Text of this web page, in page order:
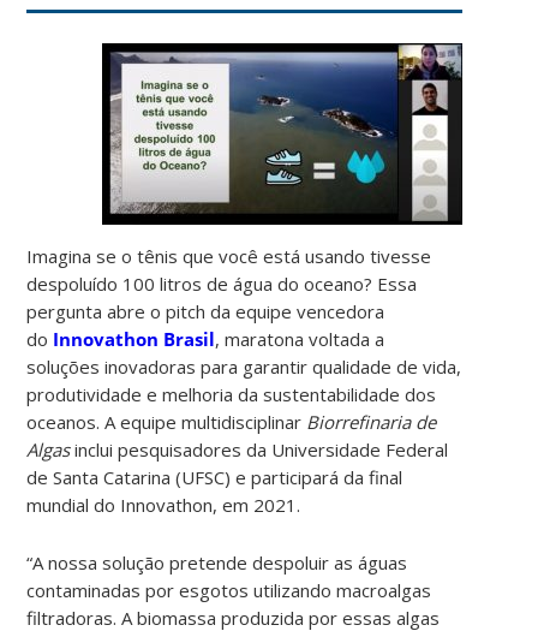
Imagina se o tênis que você está usando tivesse
despoluído 100 litros de água do oceano? Essa
pergunta abre o pitch da equipe vencedora
do Innovathon Brasil, maratona voltada a
soluções inovadoras para garantir qualidade de vida,
produtividade e melhoria da sustentabilidade dos
oceanos. A equipe multidisciplinar Biorrefinaria de
Algasinclui pesquisadores da Universidade Federal
de Santa Catarina (UFSC) e participará da final
mundial do Innovathon, em 2021.
“A nossa solução pretende despoluir as águas
contaminadas por esgotos utilizando macroalgas
filtradoras. A biomassa produzida por essas algas